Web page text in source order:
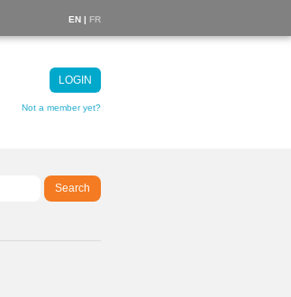
EN | FR
LOGIN
Not a member yet?
Search